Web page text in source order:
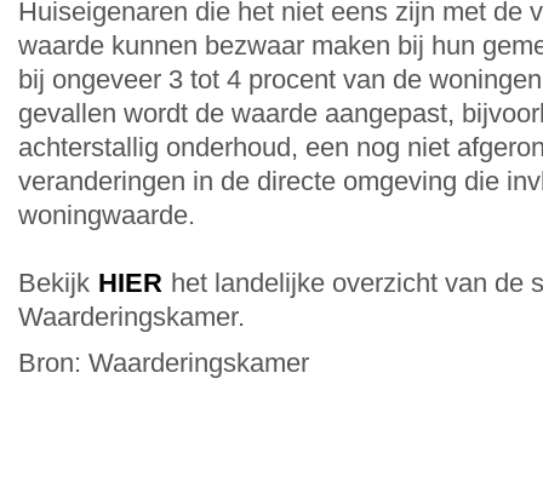
Huiseigenaren die het niet eens zijn met de
waarde kunnen bezwaar maken bij hun
bij ongeveer 3 tot 4 procent van de
gevallen wordt de waarde aangepast,
achterstallig onderhoud, een nog niet
veranderingen in de directe omgeving die
woningwaarde.
Bekijk HIER het landelijke overzicht van de
Waarderingskamer.
Bron: Waarderingskamer